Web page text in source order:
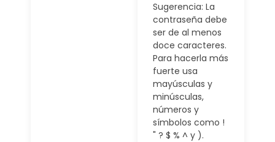
Sugerencia: La
contraseña debe
ser de al menos
doce caracteres.
Para hacerla más
fuerte usa
mayúsculas y
minúsculas,
números y
símbolos como !
" ? $ % ^ y ).